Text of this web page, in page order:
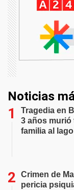
Noticias
Tragedia en
3 años murió
familia al
Crimen de
pericia